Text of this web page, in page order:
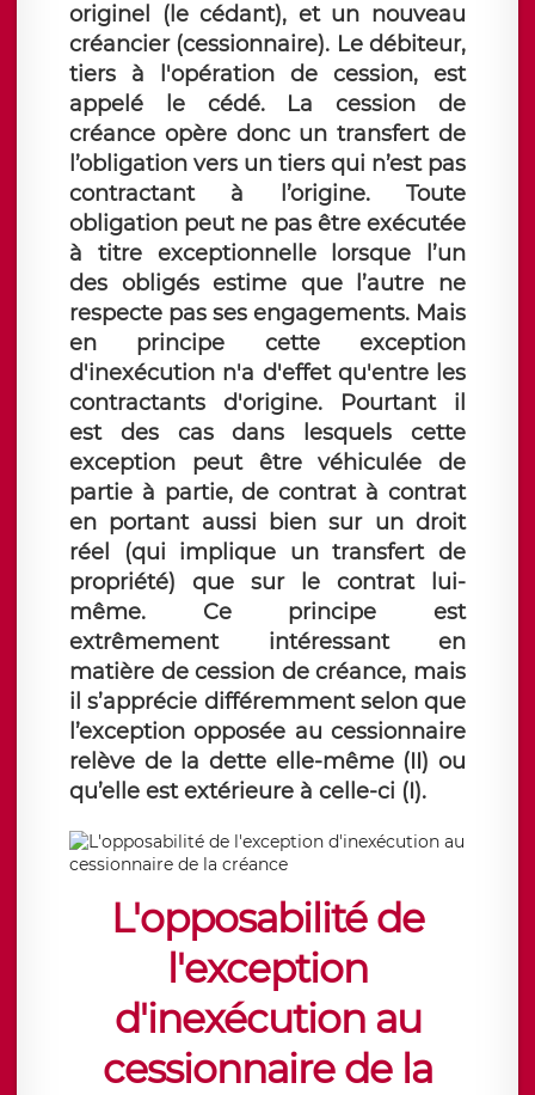
originel (le cédant), et un nouveau
créancier (cessionnaire). Le débiteur,
tiers à l'opération de cession, est
appelé le cédé. La cession de
créance opère donc un transfert de
l’obligation vers un tiers qui n’est pas
contractant à l’origine. Toute
obligation peut ne pas être exécutée
à titre exceptionnelle lorsque l’un
des obligés estime que l’autre ne
respecte pas ses engagements. Mais
en principe cette exception
d'inexécution n'a d'effet qu'entre les
contractants d'origine. Pourtant il
est des cas dans lesquels cette
exception peut être véhiculée de
partie à partie, de contrat à contrat
en portant aussi bien sur un droit
réel (qui implique un transfert de
propriété) que sur le contrat lui-
même. Ce principe est
extrêmement intéressant en
matière de cession de créance, mais
il s’apprécie différemment selon que
l’exception opposée au cessionnaire
relève de la dette elle-même (II) ou
qu’elle est extérieure à celle-ci (I).
L'opposabilité de
l'exception
d'inexécution au
cessionnaire de la